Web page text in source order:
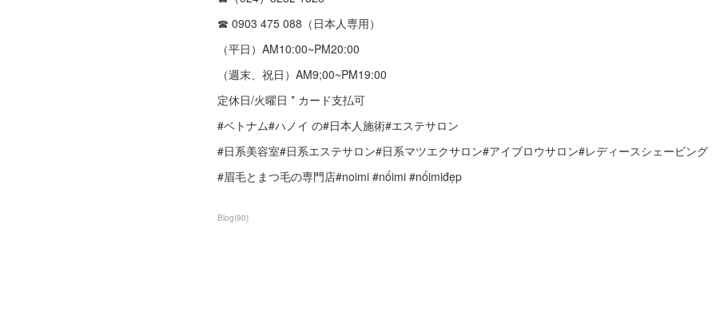
☎︎ 0903 475 088（日本人専用）
（平日）AM10:00~PM20:00
（週末、祝日）AM9;00~PM19:00
定休日/火曜日 * カード支払可
#ベトナム#ハノイ の#日本人施術#エステサロン
#日系美容室#日系エステサロン#日系マツエクサロン#アイブロウサロン#レディースシェービング
#眉毛とまつ毛の専門店#noimi #nốimi #nốimiđẹp
Blog(90)